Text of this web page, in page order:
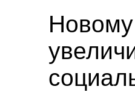
Новому